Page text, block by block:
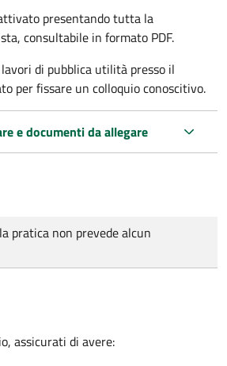
presentando tutta la
consultabile in formato PDF.
di pubblica utilità presso il
per fissare un colloquio conoscitivo.
e documenti da allegare
pratica non prevede alcun
assicurati di avere: